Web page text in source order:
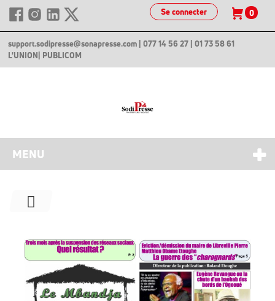
Se connecter 0
support.sodipresse@sonapresse.com | 077 14 56 27 | 01 73 58 61
L'UNION | PUBLICOM
MENU